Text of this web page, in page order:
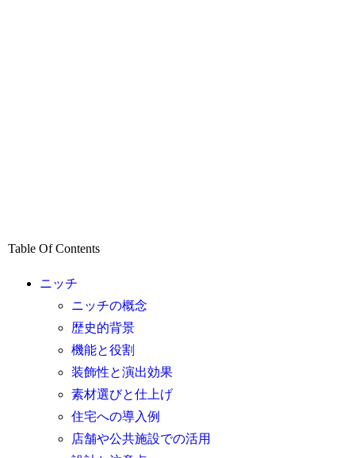
Table Of Contents
ニッチ
ニッチの概念
歴史的背景
機能と役割
装飾性と演出効果
素材選びと仕上げ
住宅への導入例
店舗や公共施設での活用